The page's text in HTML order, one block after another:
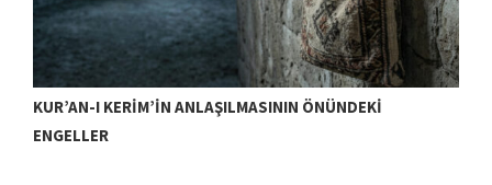
KUR’AN-I KERIM’IN ANLAŞILMASININ ÖNÜNDEKI
ENGELLER